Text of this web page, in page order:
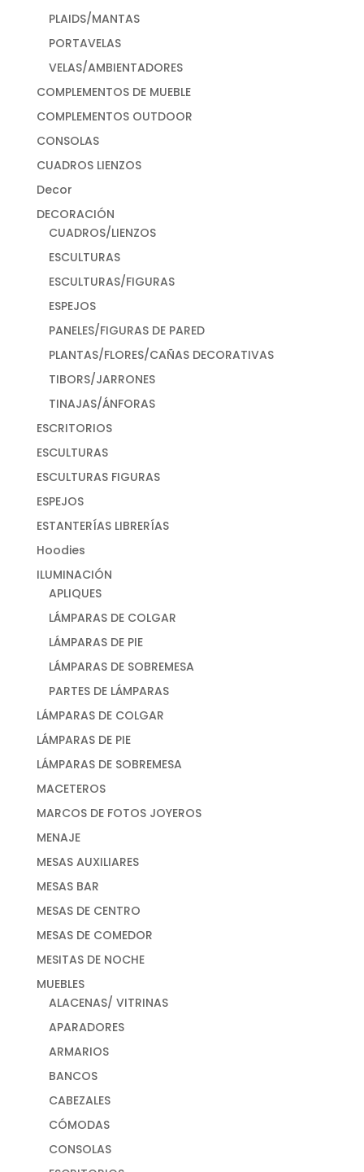
PLAIDS/MANTAS
PORTAVELAS
VELAS/AMBIENTADORES
COMPLEMENTOS DE MUEBLE
COMPLEMENTOS OUTDOOR
CONSOLAS
CUADROS LIENZOS
Decor
DECORACIÓN
CUADROS/LIENZOS
ESCULTURAS
ESCULTURAS/FIGURAS
ESPEJOS
PANELES/FIGURAS DE PARED
PLANTAS/FLORES/CAÑAS DECORATIVAS
TIBORS/JARRONES
TINAJAS/ÁNFORAS
ESCRITORIOS
ESCULTURAS
ESCULTURAS FIGURAS
ESPEJOS
ESTANTERÍAS LIBRERÍAS
Hoodies
ILUMINACIÓN
APLIQUES
LÁMPARAS DE COLGAR
LÁMPARAS DE PIE
LÁMPARAS DE SOBREMESA
PARTES DE LÁMPARAS
LÁMPARAS DE COLGAR
LÁMPARAS DE PIE
LÁMPARAS DE SOBREMESA
MACETEROS
MARCOS DE FOTOS JOYEROS
MENAJE
MESAS AUXILIARES
MESAS BAR
MESAS DE CENTRO
MESAS DE COMEDOR
MESITAS DE NOCHE
MUEBLES
ALACENAS/ VITRINAS
APARADORES
ARMARIOS
BANCOS
CABEZALES
CÓMODAS
CONSOLAS